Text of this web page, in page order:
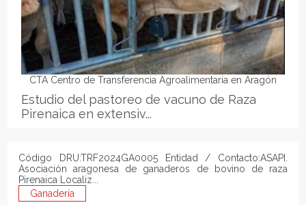
CTA Centro de Transferencia Agroalimentaria en Aragón
Estudio del pastoreo de vacuno de Raza
Pirenaica en extensiv...
Código DRU:TRF2024GA0005 Entidad / Contacto:ASAPI.
Asociación aragonesa de ganaderos de bovino de raza
Pirenaica Localiz...
Ganadería